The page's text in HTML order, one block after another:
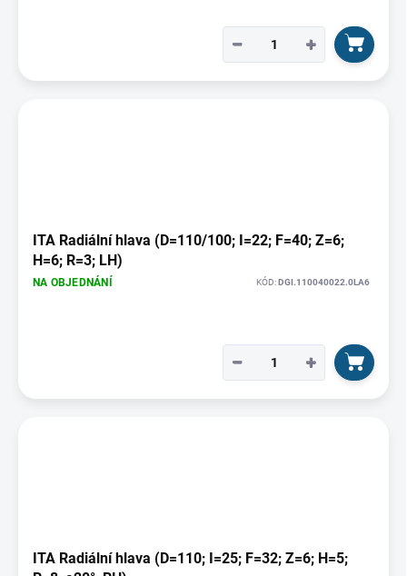
+
−
ITA Radiální hlava (D=110/100; I=22; F=40; Z=6;
H=6; R=3; LH)
NA OBJEDNÁNÍ KÓD:DGI.110040022.0LA6
+
−
ITA Radiální hlava (D=110; I=25; F=32; Z=6; H=5;